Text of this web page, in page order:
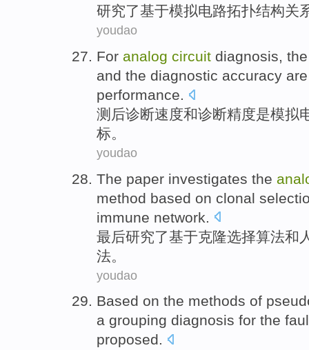
研究了基于模拟电路拓扑结构关
youdao
For analog circuit diagnosis,
and the diagnostic accuracy are
performance.
测 后诊断速度和诊断精度是模拟
标。
youdao
The paper investigates the
method based on clonal
immune network
最后研究了基于克隆选择算法和
法。
youdao
Based on the methods of
a grouping diagnosis for the
proposed.